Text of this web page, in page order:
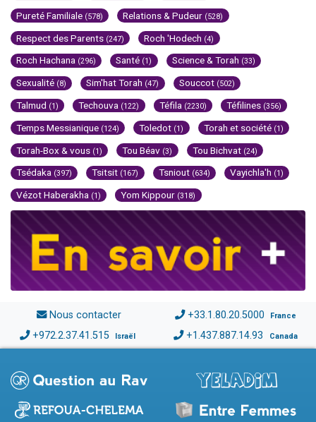
Pureté Familiale (578) Relations & Pudeur (528)
Respect des Parents (247) Roch 'Hodech (4)
Roch Hachana (296) Santé (1) Science & Torah (33)
Sexualité (8) Sim'hat Torah (47) Souccot (502)
Talmud (1) Techouva (122) Téfila (2230) Téfilines (356)
Temps Messianique (124) Toledot (1) Torah et société (1)
Torah-Box & vous (1) Tou Béav (3) Tou Bichvat (24)
Tsédaka (397) Tsitsit (167) Tsniout (634) Vayichla'h (1)
Vézot Haberakha (1) Yom Kippour (318)
Nous contacter +33.1.80.20.5000 France
+972.2.37.41.515 Israël +1.437.887.14.93 Canada